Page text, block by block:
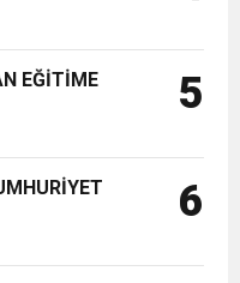
EĞİTİME
5
6